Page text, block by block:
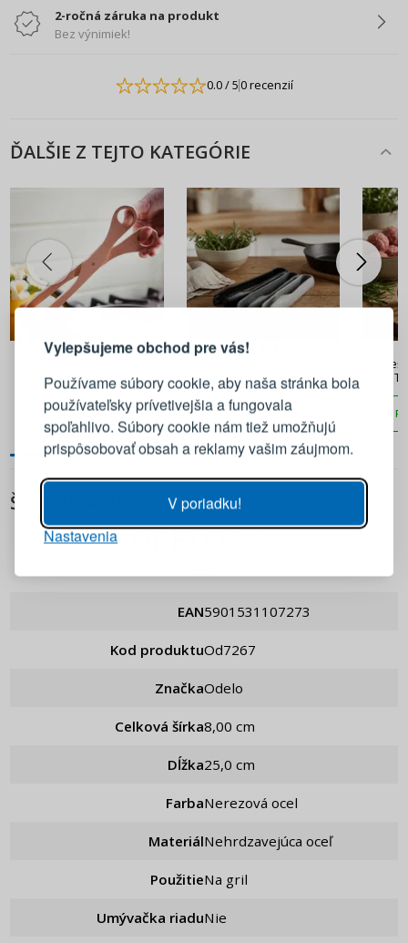
Vylepšujeme obchod pre vás!
Používame súbory cookie, aby naša stránka bola
používateľsky prívetivejšia a fungovala
spoľahlivo. Súbory cookie nám tiež umožňujú
prispôsobovať obsah a reklamy vašim záujmom.
V poriadku!
Nastavenia
2-ročná záruka na produkt
Bez výnimiek!
0.0/ 50 recenzií
ĎALŠIE Z TEJTO KATEGÓRIE
3,99 €
HOLD
PRIDAŤ DO KOŠÍKA
3,99 €
3 ks
PRIDAŤ DO KOŠÍKA
ŠPECIFIKÁCIA
EAN 5901531107273
Kod produktu od7267
Značka Odelo
Celková šírka 8,00 cm
Dĺžka 25,0 cm
Farba Nerezová ocel
Materiál Nehrdzavejúca oceľ
Použitie Na gril
Umývačka riadu Nie
PRIHLÁSENIE REGISTRÁCIA
Prihláste sa k svojmu účtu
E-mail
PRIHLÁSIŤ SA